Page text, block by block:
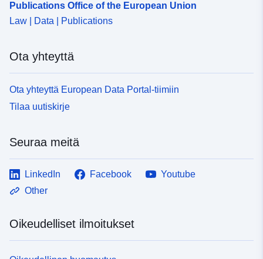
Publications Office of the European Union
Law | Data | Publications
Ota yhteyttä
Ota yhteyttä European Data Portal-tiimiin
Tilaa uutiskirje
Seuraa meitä
LinkedIn Facebook
Youtube
Other
Oikeudelliset ilmoitukset